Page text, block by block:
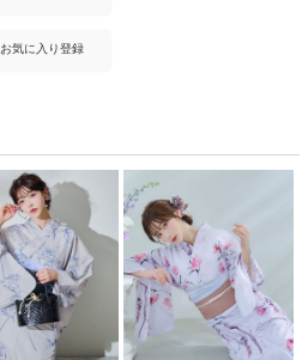
お気に入り登録